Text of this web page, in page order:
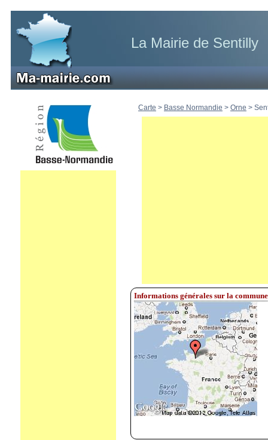
La Mairie de Sentilly
Carte > Basse Normandie > Orne >
Informations générales sur la